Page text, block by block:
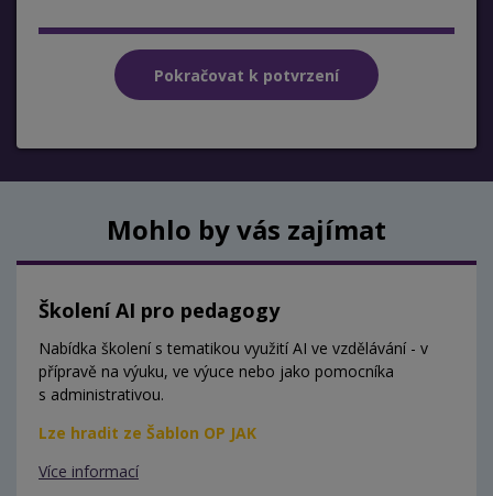
Mohlo by vás zajímat
Školení AI pro pedagogy
Nabídka školení s tematikou využití AI ve vzdělávání - v
přípravě na výuku, ve výuce nebo jako pomocníka
s administrativou.
Lze hradit ze Šablon OP JAK
Více informací